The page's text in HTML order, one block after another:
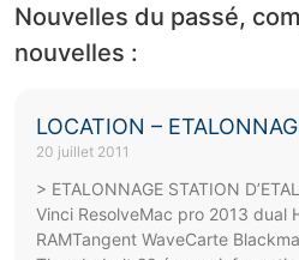
Nouvelles du passé,
nouvelles :
LOCATION –
20 juillet 2011
> ETALONNAGE STATION
Vinci ResolveMac pro 2013 dual
RAMTangent WaveCarte